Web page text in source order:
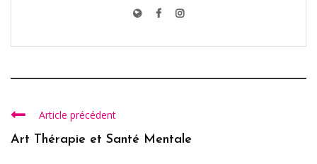
Article précédent
Art Thérapie et Santé Mentale